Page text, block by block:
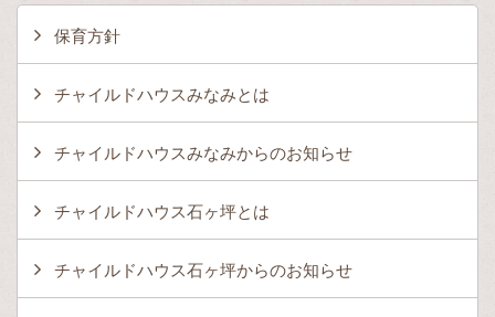
保育方針
チャイルドハウスみなみとは
チャイルドハウスみなみからのお知らせ
チャイルドハウス石ヶ坪とは
チャイルドハウス石ヶ坪からのお知らせ